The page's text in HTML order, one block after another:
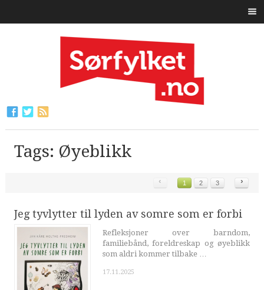
Tags: Øyeblikk
‹ 1 2 3 ›
Jeg tyvlytter til lyden av somre som er forbi
Refleksjoner over barndom,
familiebånd, foreldreskap og øyeblikk
som aldri kommer tilbake …
17.11.2025